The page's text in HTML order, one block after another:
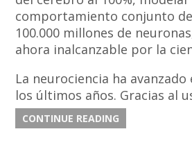
comportamiento conjunto
100.000 millones de
ahora inalcanzable por la
La neurociencia ha
los últimos años. Gracias al
CONTINUE READING